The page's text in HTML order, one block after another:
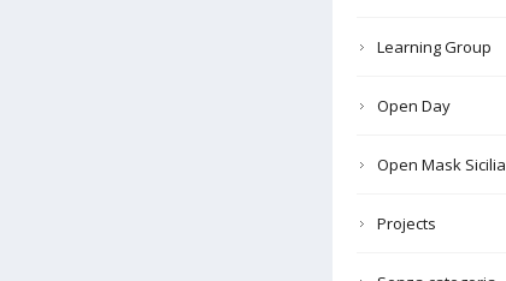
Learning Group
Open Day
Open Mask Sicilia
Projects